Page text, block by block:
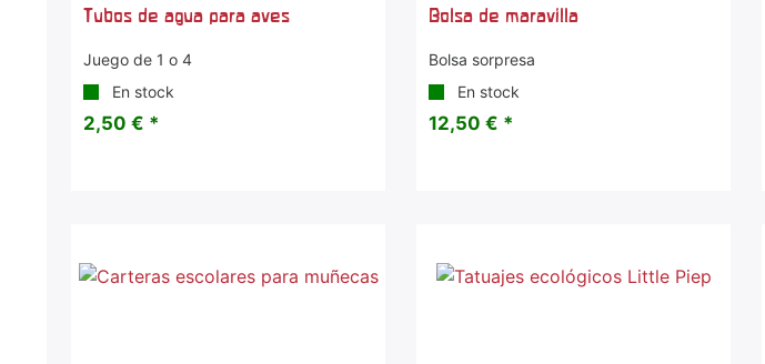
Tubos de agua para aves
Juego de 1 o 4
En stock
2,50 € *
Bolsa de maravilla
Bolsa sorpresa
En stock
12,50 € *